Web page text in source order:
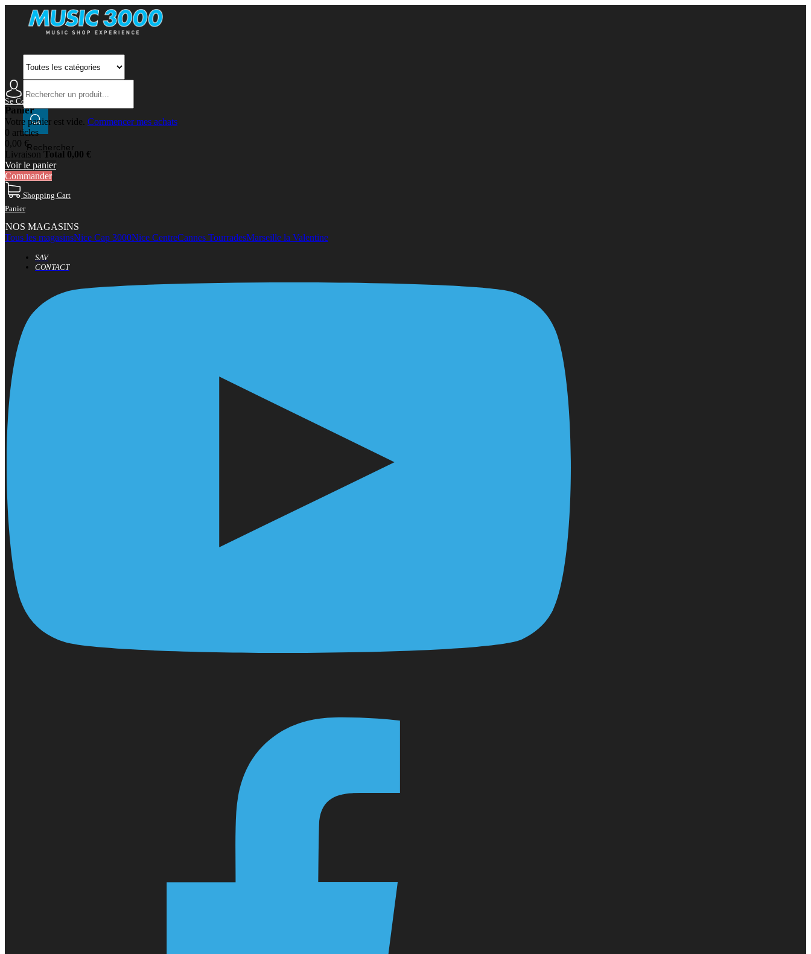
Rechercher
Se Connecter Mon Compte
Panier
Votre panier est vide. Commencer mes achats
0 articles
0,00 €
Livraison Total 0,00 €
Voir le panier
Commander
Shopping Cart
Panier
NOS MAGASINS
Tous les magasinsNice Cap 3000Nice CentreCannes TourradesMarseille la Valentine
SAV
CONTACT